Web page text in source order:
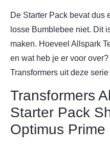
De Starter Pack bevat dus
losse Bumblebee niet. Dit
maken. Hoeveel Allspark
en wat heb je er voor
Transformers uit deze
Transformers
Starter Pack
Optimus Prime